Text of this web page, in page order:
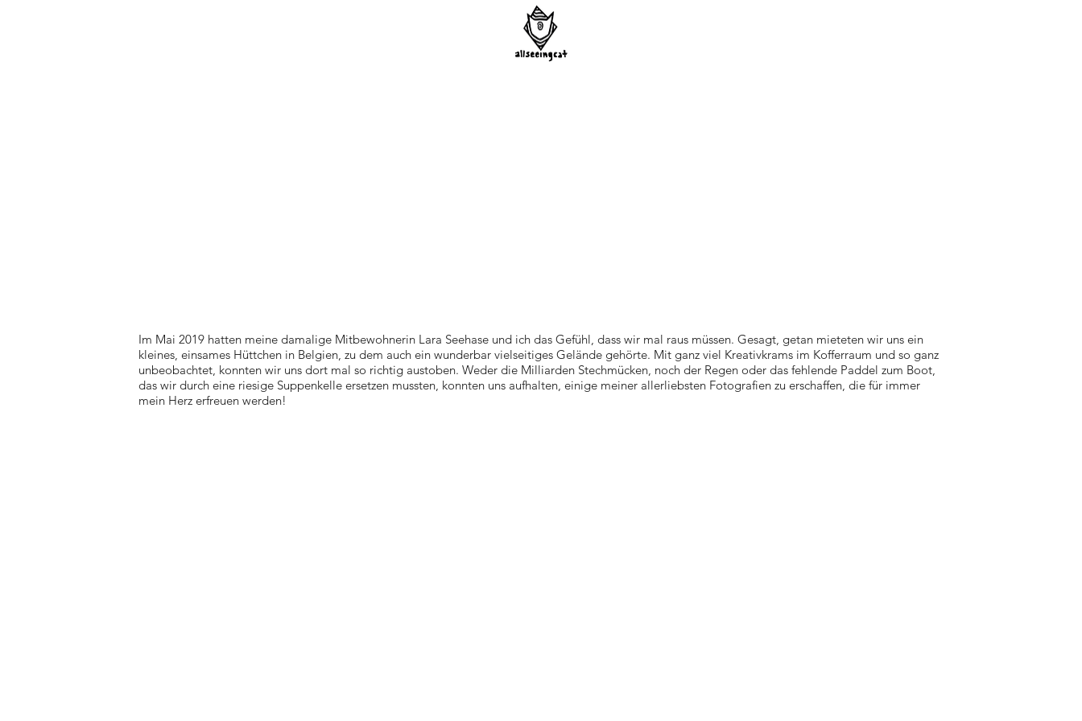
Im Mai 2019 hatten meine damalige Mitbewohnerin Lara Seehase und ich das Gefühl, dass wir mal raus müssen. Gesagt, getan mieteten wir uns ein
kleines, einsames Hüttchen in Belgien, zu dem auch ein wunderbar vielseitiges Gelände gehörte. Mit ganz viel Kreativkrams im Kofferraum und so ganz
unbeobachtet, konnten wir uns dort mal so richtig austoben. Weder die Milliarden Stechmücken, noch der Regen oder das fehlende Paddel zum Boot,
das wir durch eine riesige Suppenkelle ersetzen mussten, konnten uns aufhalten, einige meiner allerliebsten Fotografien zu erschaffen, die für immer
mein Herz erfreuen werden!